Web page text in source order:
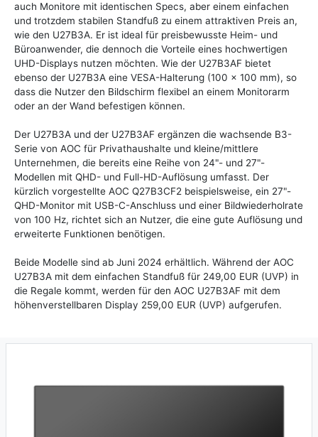
auch Monitore mit identischen Specs, aber einem einfachen
und trotzdem stabilen Standfuß zu einem attraktiven Preis an,
wie den U27B3A. Er ist ideal für preisbewusste Heim- und
Büroanwender, die dennoch die Vorteile eines hochwertigen
UHD-Displays nutzen möchten. Wie der U27B3AF bietet
ebenso der U27B3A eine VESA-Halterung (100 x 100 mm), so
dass die Nutzer den Bildschirm flexibel an einem Monitorarm
oder an der Wand befestigen können.
Der U27B3A und der U27B3AF ergänzen die wachsende B3-
Serie von AOC für Privathaushalte und kleine/mittlere
Unternehmen, die bereits eine Reihe von 24"- und 27"-
Modellen mit QHD- und Full-HD-Auflösung umfasst. Der
kürzlich vorgestellte AOC Q27B3CF2 beispielsweise, ein 27"-
QHD-Monitor mit USB-C-Anschluss und einer Bildwiederholrate
von 100 Hz, richtet sich an Nutzer, die eine gute Auflösung und
erweiterte Funktionen benötigen.
Beide Modelle sind ab Juni 2024 erhältlich. Während der AOC
U27B3A mit dem einfachen Standfuß für 249,00 EUR (UVP) in
die Regale kommt, werden für den AOC U27B3AF mit dem
höhenverstellbaren Display 259,00 EUR (UVP) aufgerufen.